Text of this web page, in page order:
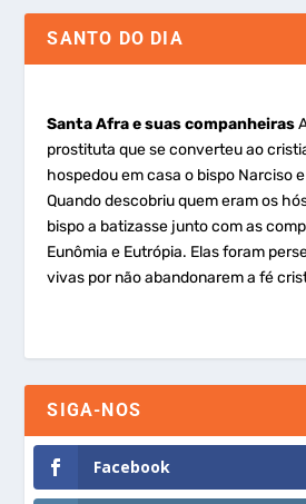
SANTO DO DIA
Santa Afra e suas companheiras
prostituta que se converteu ao
hospedou em casa o bispo Narciso
Quando descobriu quem eram os
bispo a batizasse junto com as
Eunômia e Eutrópia. Elas foram
vivas por não abandonarem a fé
SIGA-NOS
Facebook